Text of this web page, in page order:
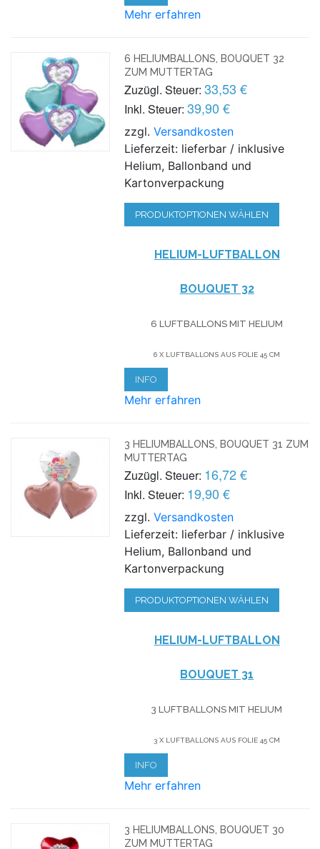
Mehr erfahren
6 HELIUMBALLONS, BOUQUET 32
ZUM MUTTERTAG
Zuzügl. Steuer: 33,53 €
Inkl. Steuer: 39,90 €
zzgl.Versandkosten
Lieferzeit: lieferbar / inklusive
Helium, Ballonband und
Kartonverpackung
PRODUKTOPTIONEN WÄHLEN
HELIUM-LUFTBALLON
BOUQUET 32
6 LUFTBALLONS MIT HELIUM
6 X LUFTBALLONS AUS FOLIE 45 CM
INFO
Mehr erfahren
3 HELIUMBALLONS, BOUQUET 31 ZUM
MUTTERTAG
Zuzügl. Steuer: 16,72 €
Inkl. Steuer: 19,90 €
zzgl.Versandkosten
Lieferzeit: lieferbar / inklusive
Helium, Ballonband und
Kartonverpackung
PRODUKTOPTIONEN WÄHLEN
HELIUM-LUFTBALLON
BOUQUET 31
3 LUFTBALLONS MIT HELIUM
3 X LUFTBALLONS AUS FOLIE 45 CM
INFO
Mehr erfahren
3 HELIUMBALLONS, BOUQUET 30
ZUM MUTTERTAG